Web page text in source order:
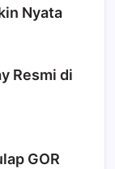
Nyata
Resmi di
GOR